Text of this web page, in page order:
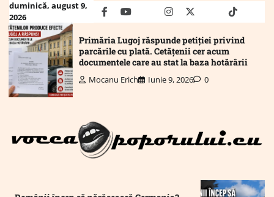
Skip
content
duminică, august 9,
2026
facebookyoutubeMailinstagram
twitter truthtiktok
Primăria Lugoj răspunde petiției privind
parcările cu plată. Cetățenii cer acum
documentele care au stat la baza hotărârii
Mocanu Erich Iunie 9, 2026 0